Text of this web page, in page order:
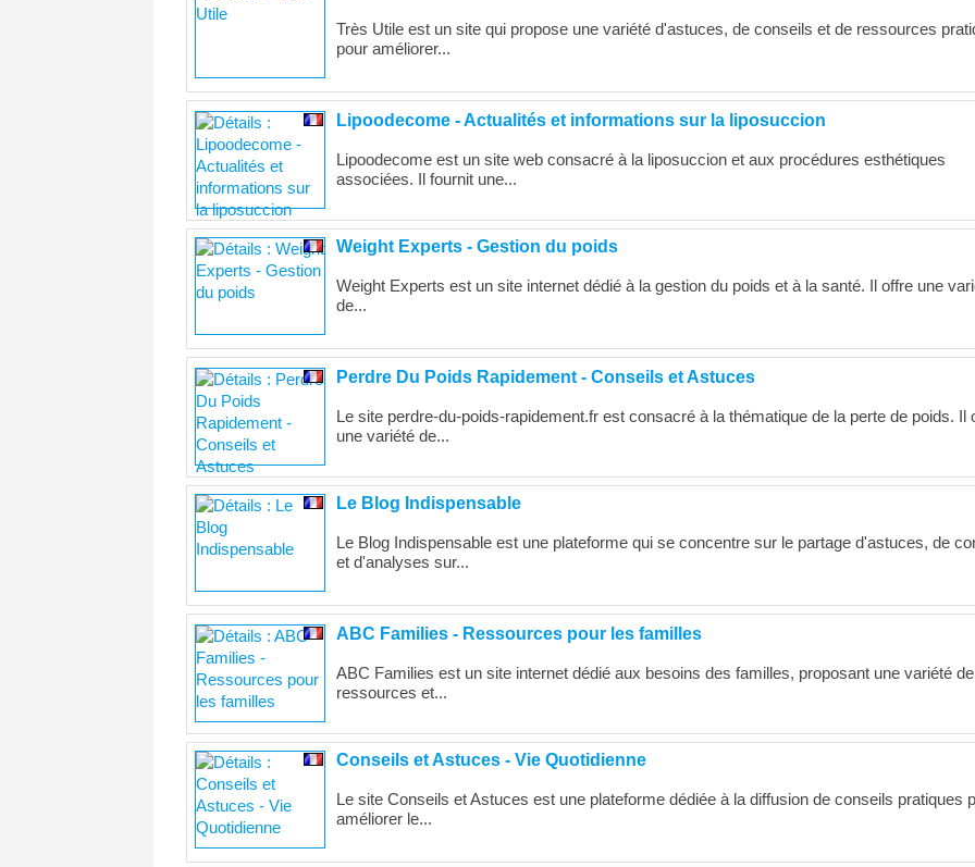
Très Utile est un site qui propose une variété d'astuces, de conseils et de ressources
pour améliorer...
Lipoodecome - Actualités et informations sur la liposuccion
Lipoodecome est un site web consacré à la liposuccion et aux procédures esthétiques
associées. Il fournit une...
Weight Experts - Gestion du poids
Weight Experts est un site internet dédié à la gestion du poids et à la santé. Il offre une
de...
Perdre Du Poids Rapidement - Conseils et Astuces
Le site perdre-du-poids-rapidement.fr est consacré à la thématique de la perte de poids. Il
une variété de...
Le Blog Indispensable
Le Blog Indispensable est une plateforme qui se concentre sur le partage d'astuces, de
et d'analyses sur...
ABC Families - Ressources pour les familles
ABC Families est un site internet dédié aux besoins des familles, proposant une variété de
ressources et...
Conseils et Astuces - Vie Quotidienne
Le site Conseils et Astuces est une plateforme dédiée à la diffusion de conseils pratiques
améliorer le...